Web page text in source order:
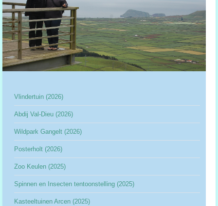
Vlindertuin (2026)
Abdij Val-Dieu (2026)
Wildpark Gangelt (2026)
Posterholt (2026)
Zoo Keulen (2025)
Spinnen en Insecten tentoonstelling (2025)
Kasteeltuinen Arcen (2025)